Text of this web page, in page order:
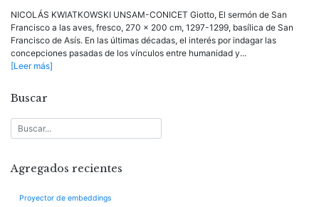
NICOLÁS KWIATKOWSKI UNSAM-CONICET Giotto, El sermón de San
Francisco a las aves, fresco, 270 x 200 cm, 1297-1299, basílica de San
Francisco de Asís. En las últimas décadas, el interés por indagar las
concepciones pasadas de los vínculos entre humanidad y...
[Leer más]
Buscar
Agregados recientes
Proyector de embeddings